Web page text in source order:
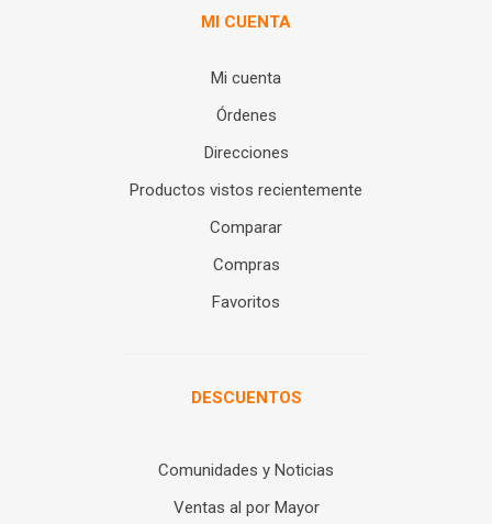
MI CUENTA
Mi cuenta
Órdenes
Direcciones
Productos vistos recientemente
Comparar
Compras
Favoritos
DESCUENTOS
Comunidades y Noticias
Ventas al por Mayor